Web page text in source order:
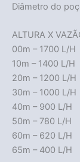
Diâmetro do
ALTURA X
00m – 1700 L/H
10m – 1400 L/H
20m – 1200 L/H
30m – 1000 L/H
40m – 900 L/H
50m – 780 L/H
60m – 620 L/H
65m – 400 L/H